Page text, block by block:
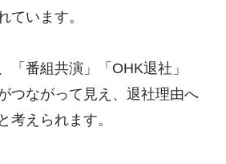
ています。
「番組共演」「OHK退社」
つながって見え、退社理由へ
考えられます。